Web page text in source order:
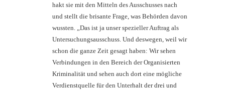
hakt sie mit den Mitteln des Ausschusses nach
und stellt die brisante Frage, was Behörden davon
wussten. „Das ist ja unser spezieller Auftrag als
Untersuchungsausschuss. Und deswegen, weil wir
schon die ganze Zeit gesagt haben: Wir sehen
Verbindungen in den Bereich der Organisierten
Kriminalität und sehen auch dort eine mögliche
Verdienstquelle für den Unterhalt der drei und